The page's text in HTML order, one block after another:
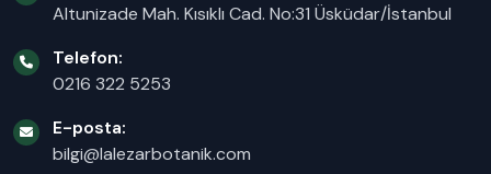
Altunizade Mah. Kısıklı Cad. No:31 Üsküdar/İstanbul
Telefon:
0216 322 5253
E-posta:
bilgi@lalezarbotanik.com